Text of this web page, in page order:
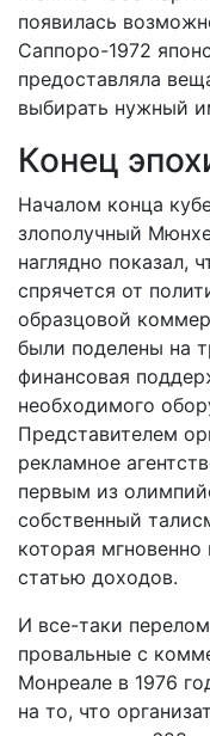
появилась
Саппоро-1972
предоставляла
выбирать нужный
Конец
Началом конца
злополучный
наглядно показал,
спрячется от
образцовой
были поделены на
финансовая
необходимого
Представителем
рекламное
первым из
собственный
которая мгновенно
статью доходов.
И все-таки
провальные с
Монреале в 1976
на то, что